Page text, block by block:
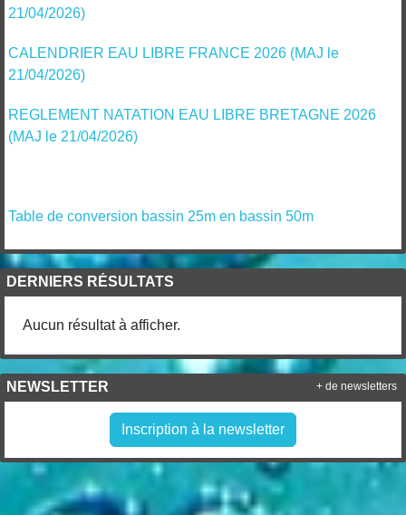
21/04/2026)
CALENDRIER EAU LIBRE FRANCE 2026 (MAJ le
21/04/2026)
REGLEMENT NATATION EAU LIBRE BRETAGNE 2026
(MAJ le 21/04/2026)
Table de conversion bassin 25m en bassin 50m
DERNIERS RÉSULTATS
Aucun résultat à afficher.
NEWSLETTER
Inscription à la newsletter
+ de newsletters